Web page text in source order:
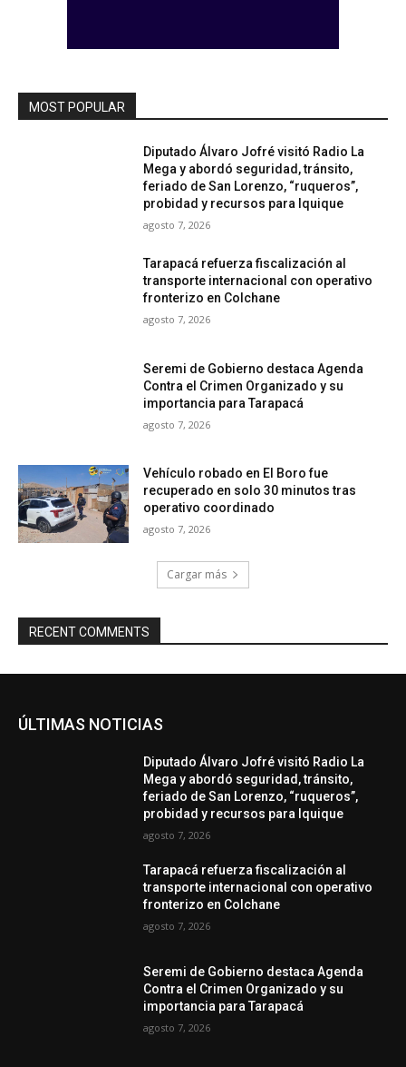
MOST POPULAR
Diputado Álvaro Jofré visitó Radio La
Mega y abordó seguridad, tránsito,
feriado de San Lorenzo, “ruqueros”,
probidad y recursos para Iquique
agosto 7, 2026
Tarapacá refuerza fiscalización al
transporte internacional con operativo
fronterizo en Colchane
agosto 7, 2026
Seremi de Gobierno destaca Agenda
Contra el Crimen Organizado y su
importancia para Tarapacá
agosto 7, 2026
Vehículo robado en El Boro fue
recuperado en solo 30 minutos tras
operativo coordinado
agosto 7, 2026
Cargar más
RECENT COMMENTS
ÚLTIMAS NOTICIAS
Diputado Álvaro Jofré visitó Radio La
Mega y abordó seguridad, tránsito,
feriado de San Lorenzo, “ruqueros”,
probidad y recursos para Iquique
agosto 7, 2026
Tarapacá refuerza fiscalización al
transporte internacional con operativo
fronterizo en Colchane
agosto 7, 2026
Seremi de Gobierno destaca Agenda
Contra el Crimen Organizado y su
importancia para Tarapacá
agosto 7, 2026